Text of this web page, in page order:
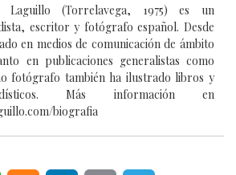
Laguillo (Torrelavega, 1975) es un
escritor y fotógrafo español. Desde
en medios de comunicación de ámbito
en publicaciones generalistas como
fotógrafo también ha ilustrado libros y
Más información en
biografia